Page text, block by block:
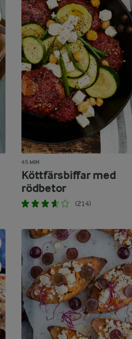
45 MIN
Köttfärsbiffar med
rödbetor
(214)